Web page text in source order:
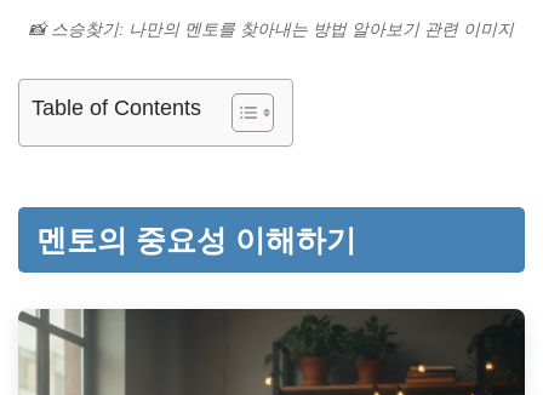
📸 스승찾기: 나만의 멘토를 찾아내는 방법 알아보기 관련 이미지
Table of Contents
멘토의 중요성 이해하기